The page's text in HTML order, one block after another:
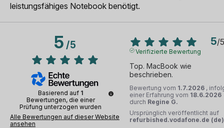
leistungsfähiges Notebook benötigt.
5/5
Basierend auf 1
Bewertungen, die einer
Prüfung unterzogen wurden
Alle Bewertungen auf dieser Website
ansehen
5/5
Verifizierte Bewertung
Top. MacBook wie
beschrieben.
Bewertung vom 1.7.2026 ,
einer Erfahrung vom 18.6.2026
durch Regine G.
Ursprünglich veröffentlicht auf
refurbished.vodafone.de (de)